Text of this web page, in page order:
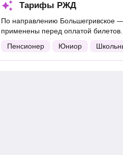
Тарифы РЖД
По направлению Большегривское
применены перед оплатой
Пенсионер
Юниор